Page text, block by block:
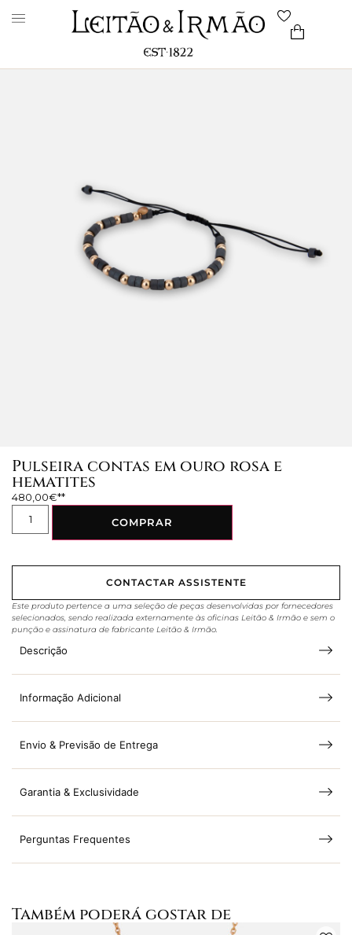
Pulseira contas em ouro rosa e
hematites
480,00€
COMPRAR
CONTACTAR ASSISTENTE
Este produto pertence a uma seleção de peças desenvolvidas por fornecedores
selecionados, sendo realizada externamente às oficinas Leitão & Irmão e sem o
punção e assinatura de fabricante Leitão & Irmão.
Descrição
Informação Adicional
Envio & Previsão de Entrega
Garantia & Exclusividade
Perguntas Frequentes
Também poderá gostar de